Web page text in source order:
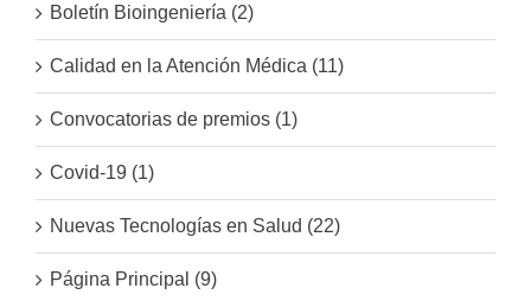
Boletín Bioingeniería (2)
Calidad en la Atención Médica (11)
Convocatorias de premios (1)
Covid-19 (1)
Nuevas Tecnologías en Salud (22)
Página Principal (9)